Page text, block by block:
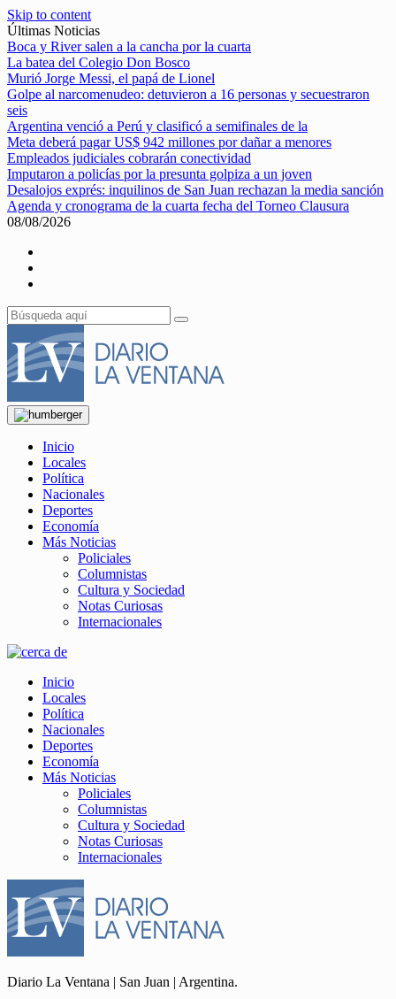
Skip to content
Últimas Noticias
Boca y River salen a la cancha por la cuarta
La batea del Colegio Don Bosco
Murió Jorge Messi, el papá de Lionel
Golpe al narcomenudeo: detuvieron a 16 personas y secuestraron
seis
Argentina venció a Perú y clasificó a semifinales de la
Meta deberá pagar US$ 942 millones por dañar a menores
Empleados judiciales cobrarán conectividad
Imputaron a policías por la presunta golpiza a un joven
Desalojos exprés: inquilinos de San Juan rechazan la media sanción
Agenda y cronograma de la cuarta fecha del Torneo Clausura
08/08/2026
Inicio
Locales
Política
Nacionales
Deportes
Economía
Más Noticias
Policiales
Columnistas
Cultura y Sociedad
Notas Curiosas
Internacionales
Inicio
Locales
Política
Nacionales
Deportes
Economía
Más Noticias
Policiales
Columnistas
Cultura y Sociedad
Notas Curiosas
Internacionales
Diario La Ventana | San Juan | Argentina.